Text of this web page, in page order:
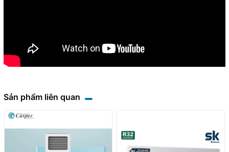
Sản phẩm liên quan